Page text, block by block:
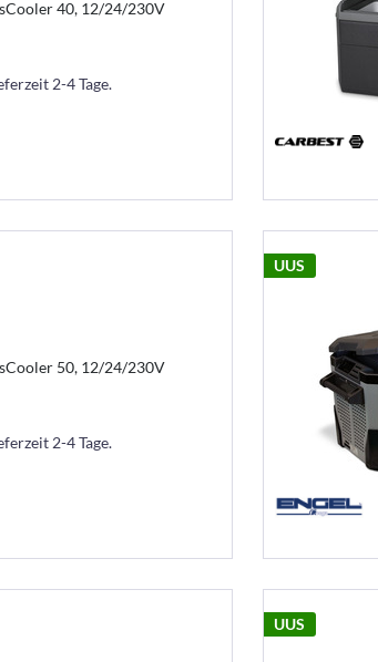
40, 12/24/230V
2-4 Tage.
50, 12/24/230V
2-4 Tage.
UUS
UUS